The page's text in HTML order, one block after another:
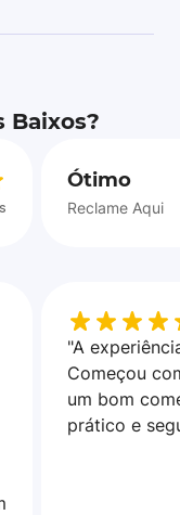
Baixos?
Ótimo
Reclame Aqui
"A
Começou
um bom
prático e